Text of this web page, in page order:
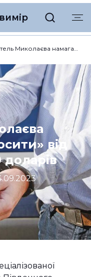
Житель Миколаєва намагався «відкосити» від служби за 1500 доларів
від
доларів